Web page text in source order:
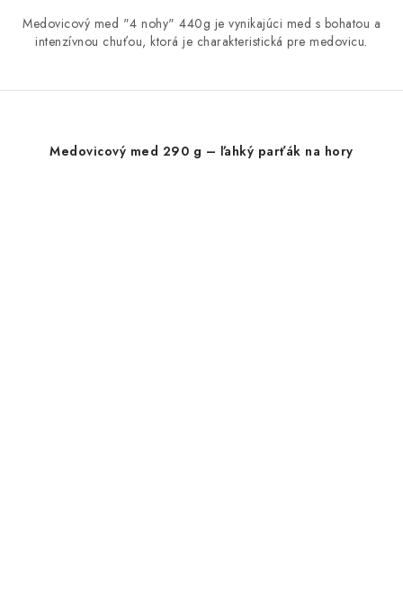
Medovicový med "4 nohy" 440g je vynikajúci med s bohatou a
intenzívnou chuťou, ktorá je charakteristická pre medovicu.
Medovicový med 290 g – ľahký parťák na hory